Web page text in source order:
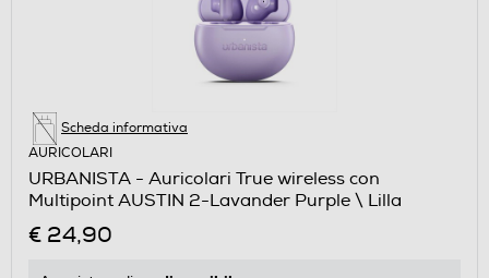
Scheda informativa
AURICOLARI
URBANISTA - Auricolari True wireless con
Multipoint AUSTIN 2-Lavander Purple \ Lilla
€ 24,90